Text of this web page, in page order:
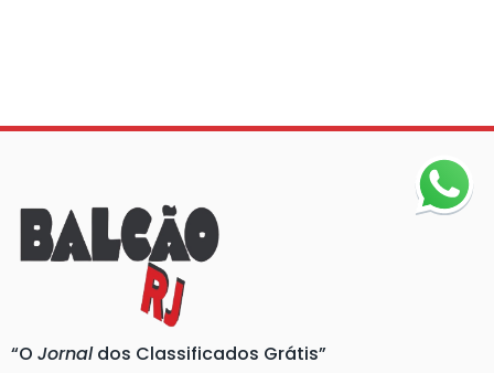
“O Jornaldos Classificados Grátis”